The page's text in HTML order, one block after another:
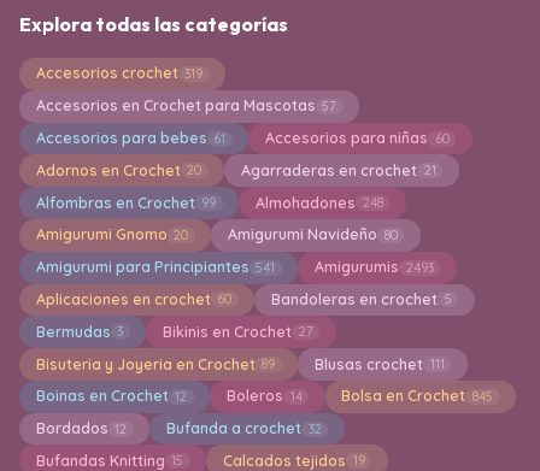
Explora todas las categorías
Accesorios crochet 319
Accesorios en Crochet para Mascotas 57
Accesorios para bebes 61 Accesorios para niñas 60
Adornos en Crochet 20 Agarraderas en crochet 21
Alfombras en Crochet 99 Almohadones 248
Amigurumi Gnomo 20 Amigurumi Navideño 80
Amigurumi para Principiantes 541 Amigurumis 2493
Aplicaciones en crochet 60 Bandoleras en crochet 5
Bermudas 3 Bikinis en Crochet 27
Bisuteria y Joyeria en Crochet 89 Blusas crochet 111
Boinas en Crochet 12 Boleros 14 Bolsa en Crochet 845
Bordados 12 Bufanda a crochet 32
Bufandas Knitting 15 Calcados tejidos 19